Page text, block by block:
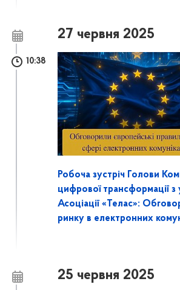
27 червня 2025
10:38
Робоча зустріч Голови
цифрової трансформації з
Асоціації «Телас»:
ринку в електронних
25 червня 2025